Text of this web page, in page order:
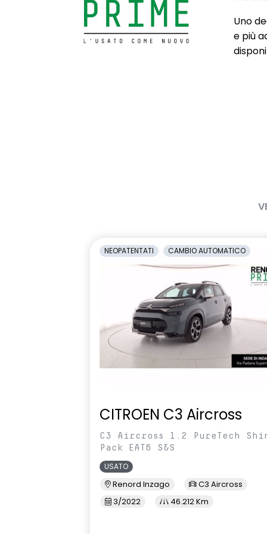
Chiusura centralizzata
Regolabili In
Commutazione automatica degli
Consolle
Luci diurne FULL LED con firma
luminosa dinamica C-SHAPE
Maniglie e
carrozzeria
Montanti
Paraurti posteriore con profili
Piano di
modulabile
Privacy glass Profili
Retrovisori
- 2/3 e
Sensori Di Parcheggio Posteriori
Uno
e più
NEOPATENTATI CAMBIO AUTOMATICO
CITROEN C3 Aircross
C3 Aircross 1.2 PureTech
Pack EAT6 S&S
USATO
Renord Inzago
C3 Aircross
3/2022
46.212 Km